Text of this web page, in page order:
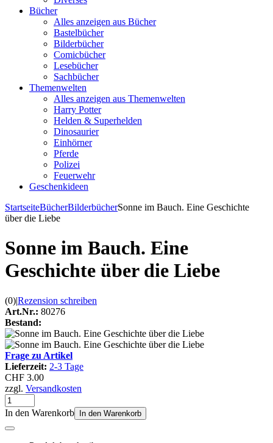
Bücher
Alles anzeigen aus Bücher
Bastelbücher
Bilderbücher
Comicbücher
Lesebücher
Sachbücher
Themenwelten
Alles anzeigen aus Themenwelten
Harry Potter
Helden & Superhelden
Dinosaurier
Einhörner
Pferde
Polizei
Feuerwehr
Geschenkideen
StartseiteBücherBilderbücherSonne im Bauch. Eine Geschichte
über die Liebe
Sonne im Bauch. Eine
Geschichte über die Liebe
(0)|Rezension schreiben
Art.Nr.: 80276
Bestand:
Frage zu Artikel
Lieferzeit: 2-3 Tage
CHF 3.00
zzgl. Versandkosten
In den Warenkorb In den Warenkorb